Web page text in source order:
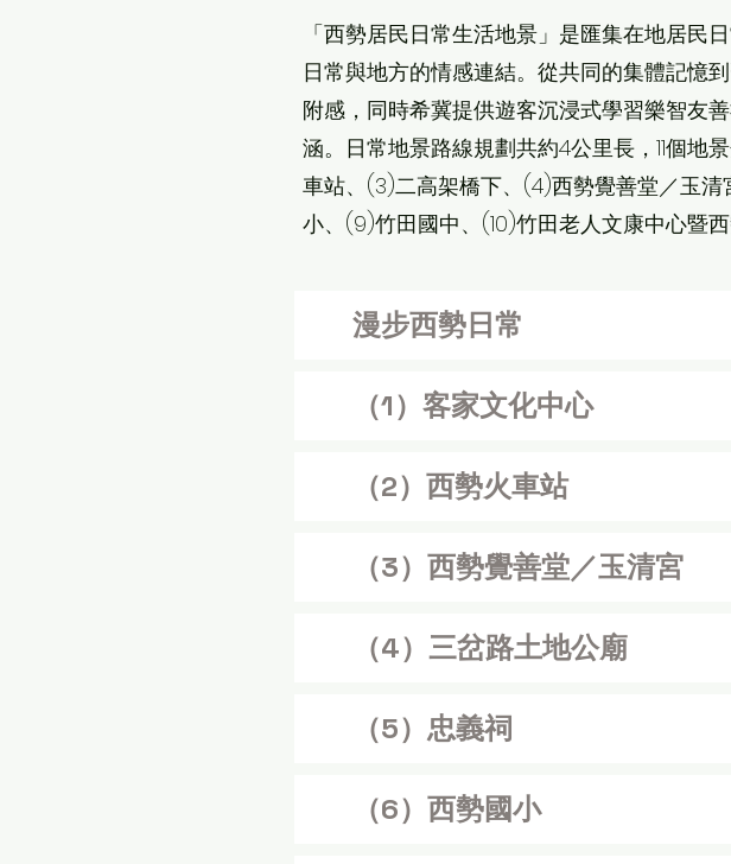
「西勢居民日常生活地景」是匯集在地居民
日常與地方的情感連結。從共同的集體記憶
附感，同時希冀提供遊客沉浸式學習樂智友
涵。日常地景路線規劃共約4公里長，11個地
車站、(3)二高架橋下、(4)西勢覺善堂／玉
小、(9)竹田國中、(10)竹田老人文康中心暨西
漫步西勢日常
（1）客家文化中心
（2）西勢火車站
（3）西勢覺善堂／玉清宮
（4）三岔路土地公廟
（5）忠義祠
（6）西勢國小